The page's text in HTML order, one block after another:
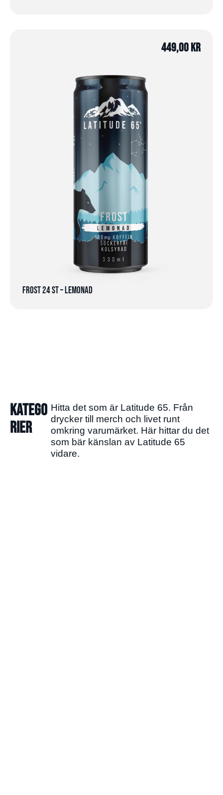
449,00kr
Frost 24 st – Lemonad
Katego
rier
Hitta det som är Latitude 65. Från
drycker till merch och livet runt
omkring varumärket. Här hittar du det
som bär känslan av Latitude 65
vidare.